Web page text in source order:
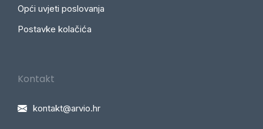
Opći uvjeti poslovanja
Postavke kolačića
Kontakt
kontakt@arvio.hr